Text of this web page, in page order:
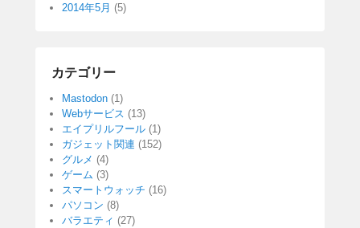
2014年5月 (5)
カテゴリー
Mastodon (1)
Webサービス (13)
エイプリルフール (1)
ガジェット関連 (152)
グルメ (4)
ゲーム (3)
スマートウォッチ (16)
パソコン (8)
バラエティ (27)